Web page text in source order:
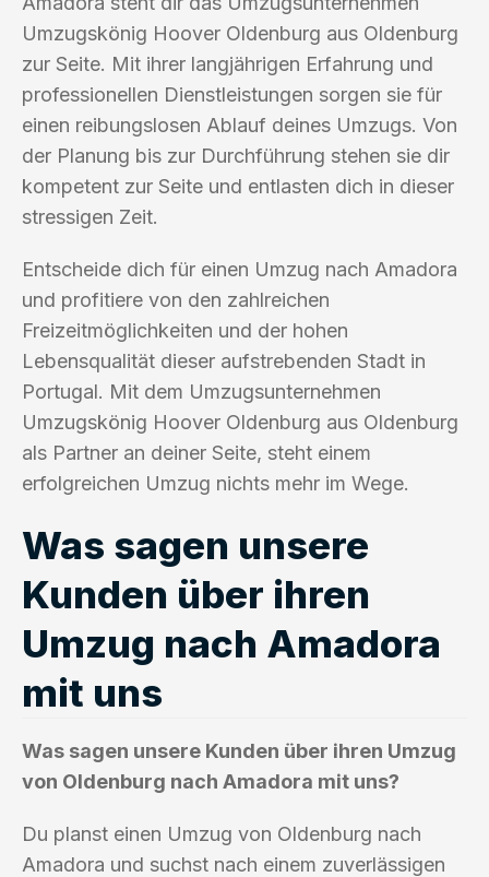
Umzugskönig Hoover Oldenburg aus Oldenburg
zur Seite. Mit ihrer langjährigen Erfahrung und
professionellen Dienstleistungen sorgen sie für
einen reibungslosen Ablauf deines Umzugs. Von
der Planung bis zur Durchführung stehen sie dir
kompetent zur Seite und entlasten dich in dieser
stressigen Zeit.
Entscheide dich für einen Umzug nach Amadora
und profitiere von den zahlreichen
Freizeitmöglichkeiten und der hohen
Lebensqualität dieser aufstrebenden Stadt in
Portugal. Mit dem Umzugsunternehmen
Umzugskönig Hoover Oldenburg aus Oldenburg
als Partner an deiner Seite, steht einem
erfolgreichen Umzug nichts mehr im Wege.
Was sagen unsere
Kunden über ihren
Umzug nach Amadora
mit uns
Was sagen unsere Kunden über ihren Umzug
von Oldenburg nach Amadora mit uns?
Du planst einen Umzug von Oldenburg nach
Amadora und suchst nach einem zuverlässigen